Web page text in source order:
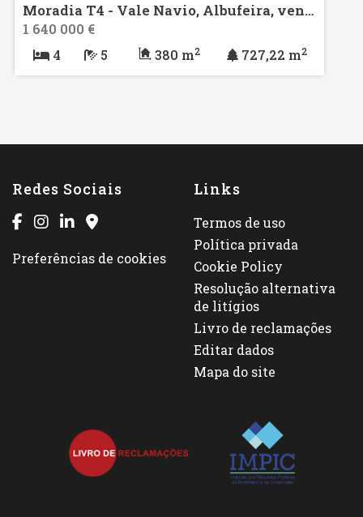
Moradia T4 - Vale Navio, Albufeira, venda
1 640 000 €
4
5 380 m2 727,22 m2
Redes Sociais
Preferências de cookies
Links
Termos de uso
Política privada
Cookie Policy
Resolução alternativa
de litígios
Livro de reclamações
Editar dados
Mapa do site